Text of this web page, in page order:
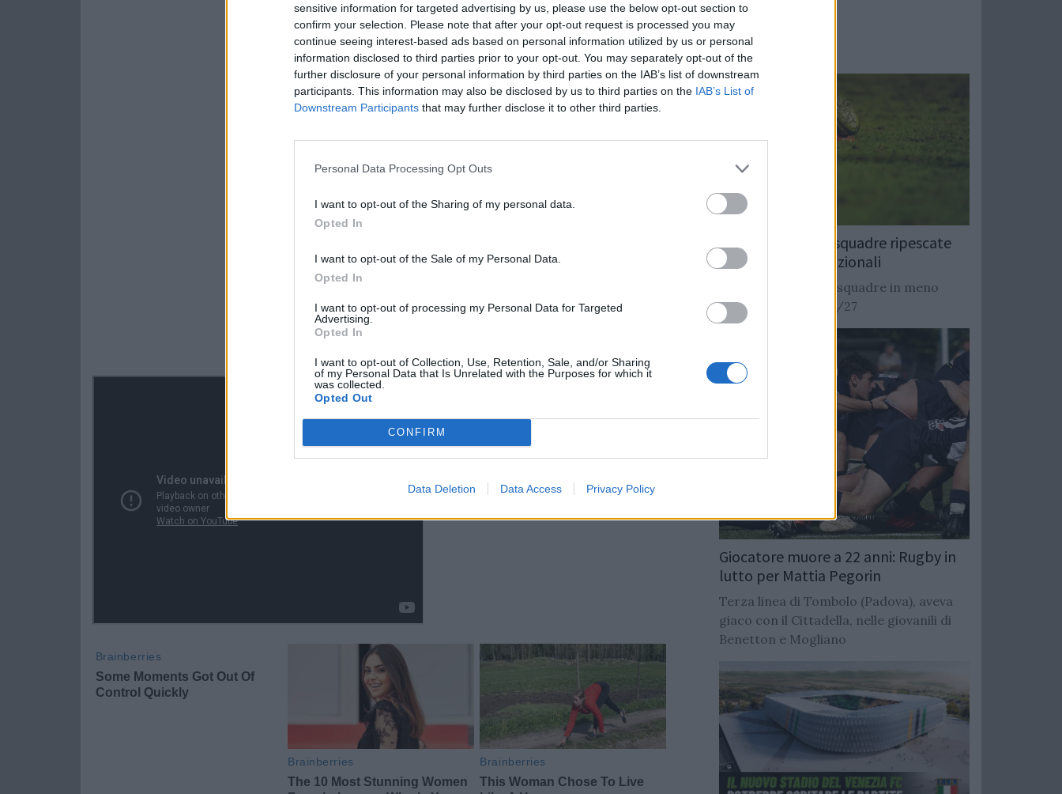
sensitive information for targeted advertising by us, please use the below opt-out section to
confirm your selection. Please note that after your opt-out request is processed you may
continue seeing interest-based ads based on personal information utilized by us or personal
information disclosed to third parties prior to your opt-out. You may separately opt-out of the
further disclosure of your personal information by third parties on the IAB’s list of downstream
participants. This information may also be disclosed by us to third parties on the IAB’s List of
Downstream Participants that may further disclose it to other third parties.
Personal Data Processing Opt Outs
I want to opt-out of the Sharing of my personal data.
Opted In
I want to opt-out of the Sale of my Personal Data.
Opted In
I want to opt-out of processing my Personal Data for Targeted
Advertising.
Opted In
I want to opt-out of Collection, Use, Retention, Sale, and/or Sharing
of my Personal Data that Is Unrelated with the Purposes for which it
was collected.
Opted Out
CONFIRM
Data Deletion Data Access Privacy Policy
Rugby: Record di squadre ripescate
nei campionati nazionali
Si stimano oltre 20 squadre in meno
dalla stagione 2026/27
Giocatore muore a 22 anni: Rugby in
lutto per Mattia Pegorin
Terza linea di Tombolo (Padova), aveva
giaco con il Cittadella, nelle giovanili di
Benetton e Mogliano